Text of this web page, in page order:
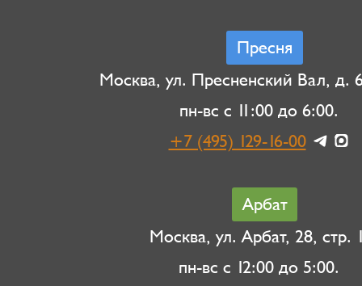
Пресня
Москва, ул. Пресненский Вал, д.
пн-вс с 11:00 до 6:00.
+7 (495) 129-16-00
Арбат
Москва, ул. Арбат, 28, стр.
пн-вс с 12:00 до 5:00.